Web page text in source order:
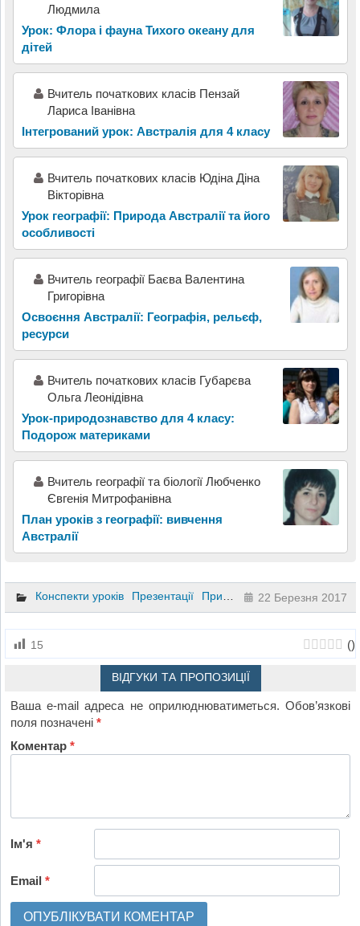
Людмила
Урок: Флора і фауна Тихого океану для
дітей
Вчитель початкових класів Пензай
Лариса Іванівна
Інтегрований урок: Австралія для 4 класу
Вчитель початкових класів Юдіна Діна
Вікторівна
Урок географії: Природа Австралії та його
особливості
Вчитель географії Баєва Валентина
Григорівна
Освоєння Австралії: Географія, рельєф,
ресурси
Вчитель початкових класів Губарєва
Ольга Леонідівна
Урок-природознавство для 4 класу:
Подорож материками
Вчитель географії та біології Любченко
Євгенія Митрофанівна
План уроків з географії: вивчення
Австралії
Конспекти уроків Презентації Природознавство 4 клас
22 Березня 2017
15 ()
ВІДГУКИ ТА ПРОПОЗИЦІЇ
Ваша e-mail адреса не оприлюднюватиметься. Обов’язкові
поля позначені*
Коментар*
Ім'я*
Email*